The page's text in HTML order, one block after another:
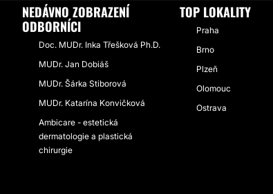
NEDÁVNO ZOBRAZENÍ
ODBORNÍCI
Doc. MUDr. Inka Třešková Ph.D.
MUDr. Jan Dobiáš
MUDr. Šárka Stiborová
MUDr. Katarína Konvičková
Ambicare - estetická
dermatologie a plastická
chirurgie
TOP LOKALITY
Praha
Brno
Plzeň
Olomouc
Ostrava